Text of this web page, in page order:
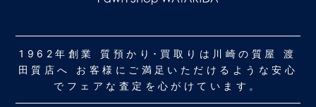
1962年創業 質預かり･買取りは川崎の質屋 渡
田質店へ お客様にご満足いただけるような安心
でフェアな査定を心がけています。